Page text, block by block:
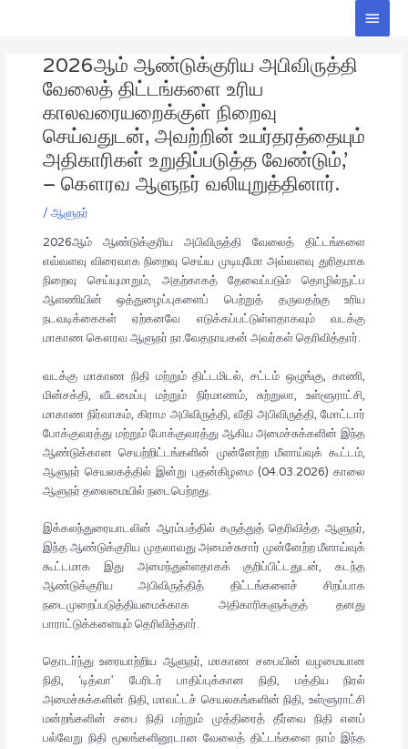
Main
2026ஆம் ஆண்டுக்குரிய அபிவிருத்தி
வேலைத் திட்டங்களை உரிய
காலவரையறைக்குள் நிறைவு
செய்வதுடன், அவற்றின் உயர்தரத்தையும்
அதிகாரிகள் உறுதிப்படுத்த வேண்டும்,’
– கௌரவ ஆளுநர் வலியுறுத்தினார்.
/ ஆளுநர்
2026ஆம் ஆண்டுக்குரிய அபிவிருத்தி வேலைத் திட்டங்களை
எவ்வளவு விரைவாக நிறைவு செய்ய முடியுமோ அவ்வளவு துரிதமாக
நிறைவு செய்யுமாறும், அதற்காகத் தேவைப்படும் தொழில்நுட்ப
ஆளணியின் ஒத்துழைப்புகளைப் பெற்றுத் தருவதற்கு உரிய
நடவடிக்கைகள் ஏற்கனவே எடுக்கப்பட்டுள்ளதாகவும் வடக்கு
மாகாண கௌரவ ஆளுநர் நா.வேதநாயகன் அவர்கள் தெரிவித்தார்.
வடக்கு மாகாண நிதி மற்றும் திட்டமிடல், சட்டம் ஒழுங்கு, காணி,
மின்சக்தி, வீடமைப்பு மற்றும் நிர்மாணம், சுற்றுலா, உள்ளூராட்சி,
மாகாண நிர்வாகம், கிராம அபிவிருத்தி, வீதி அபிவிருத்தி, மோட்டார்
போக்குவரத்து மற்றும் போக்குவரத்து ஆகிய அமைச்சுக்களின் இந்த
ஆண்டுக்கான செயற்றிட்டங்களின் முன்னேற்ற மீளாய்வுக் கூட்டம்,
ஆளுநர் செயலகத்தில் இன்று புதன்கிழமை (04.03.2026) காலை
ஆளுநர் தலைமையில் நடைபெற்றது.
இக்கலந்துரையாடலின் ஆரம்பத்தில் கருத்துத் தெரிவித்த ஆளுநர்,
இந்த ஆண்டுக்குரிய முதலாவது அமைச்சுசார் முன்னேற்ற மீளாய்வுக்
கூட்டமாக இது அமைந்துள்ளதாகக் குறிப்பிட்டதுடன், கடந்த
ஆண்டுக்குரிய அபிவிருத்தித் திட்டங்களைச் சிறப்பாக
நடைமுறைப்படுத்தியமைக்காக அதிகாரிகளுக்குத் தனது
பாராட்டுக்களையும் தெரிவித்தார்.
தொடர்ந்து உரையாற்றிய ஆளுநர், மாகாண சபையின் வழமையான
நிதி, ‘டித்வா’ பேரிடர் பாதிப்புக்கான நிதி, மத்திய நிரல்
அமைச்சுக்களின் நிதி, மாவட்டச் செயலகங்களின் நிதி, உள்ளூராட்சி
மன்றங்களின் சபை நிதி மற்றும் முத்திரைத் தீர்வை நிதி எனப்
பல்வேறு நிதி மூலங்களினூடான வேலைத் திட்டங்களை நாம் இந்த
navigation